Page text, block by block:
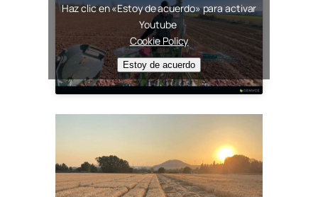
Haz clic en «Estoy de acuerdo» para activar
Youtube
Cookie Policy
Estoy de acuerdo